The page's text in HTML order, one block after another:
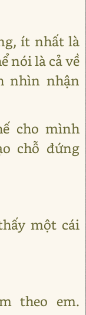
ít nhất là
nói là cả về
nhìn nhận
cho mình
chỗ đứng
một cái
theo em.